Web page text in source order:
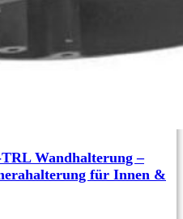
Wandhalterung –
für Innen &